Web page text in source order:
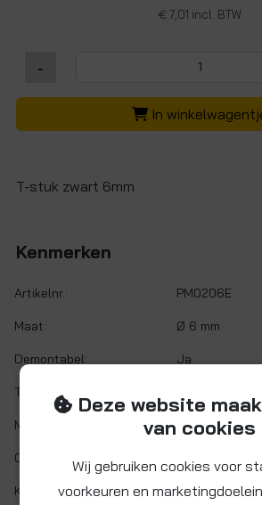
€ 7,01 incl. BTW
-
In
T-stuk zwart 6mm
Kenmerken
Artikelnr.: PM0206E
Maat: Ø 6 mm
Demontabel: Ja
Twist&Lock:
Materiaal:
O-ring: NITRIL (NBR)
Kleur: Zwart
Deze website
van cookies
Wij gebruiken cookies voor
voorkeuren en